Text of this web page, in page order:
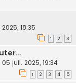
18:35
1 2 3
05 juil. 2025, 19:34
1 2 3 4 5